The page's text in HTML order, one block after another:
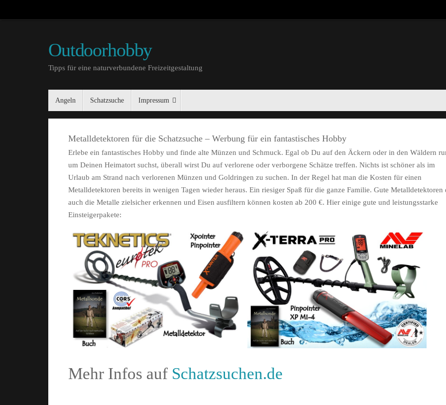
Outdoorhobby
Tipps für eine naturverbundene Freizeitgestaltung
Angeln Schatzsuche Impressum
Metalldetektoren für die Schatzsuche – Werbung für ein fantastisches Hobby
Erlebe ein fantastisches Hobby und finde alte Münzen und Schmuck. Egal ob Du auf den Äckern oder in den Wäldern
um Deinen Heimatort suchst, überall wirst Du auf verlorene oder verborgene Schätze treffen. Nichts ist schöner als im
Urlaub am Strand nach verlorenen Münzen und Goldringen zu suchen. In der Regel hat man die Kosten für einen
Metalldetektoren bereits in wenigen Tagen wieder heraus. Ein riesiger Spaß für die ganze Familie. Gute Metalldetektoren
auch die Metalle zielsicher erkennen und Eisen ausfiltern können kosten ab 200 €. Hier einige gute und leistungsstarke
Einsteigerpakete:
Mehr Infos auf Schatzsuchen.de